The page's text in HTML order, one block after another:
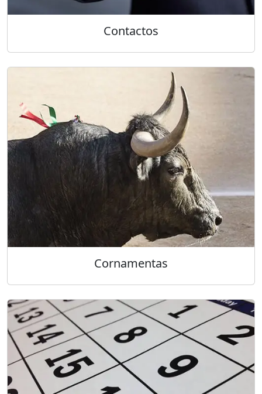
Contactos
Cornamentas